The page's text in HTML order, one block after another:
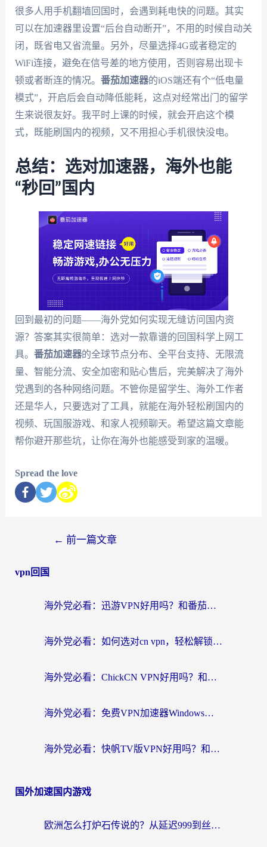
很多人用手机翻墙回国时，会遇到耗电快的问题。其实
可以在加速器里设置“后台自动断开”，不用的时候自动关
闭，既省电又省流量。另外，尽量选择4G或者稳定的
WiFi连接，避免在信号差的地方使用，否则容易出现卡
顿或者断连的情况。 番茄加速器的iOS端还有个“低电量
模式”，开启后会自动降低能耗，这点对经常出门的留学
生来说很友好。我平时上课的时候，就会开启这个模
式，既能刷国内的视频，又不用担心手机很快没电。
总结：选对加速器，海外也能
“秒回”国内
回到最初的问题——海外党如何实现无缝访问国内资
源？答案其实很简单：选对一款靠谱的回国科学上网工
具。 番茄加速器的全球节点分布、全平台支持、无限流
量、智能分流、安全加密和贴心售后，完美解决了海外
党遇到的各种网络问题。不管你是留学生、海外工作者
还是华人，只要选对了工具，就能在海外轻松刷国内的
视频、玩国服游戏、和家人视频聊天。希望这篇文章能
帮你避开那些坑，让你在海外也能感受到家的温暖。
Spread the love
← 前一篇文章
vpn回国
海外党必看：迅游VPN好用吗？和番茄加速器VPN对比哪个回国效果更好？
海外党必看：如何选对cn vpn，轻松解锁国内影音游戏？
海外党必看：ChickCN VPN好用吗？和星河VPN对比哪个回国效果更好？附真实体验+避坑指南
海外党必看：免费VPN加速器Windows版怎么选？附真实测评与无缝访问国内资源指南
海外党必看：快帆TV版VPN好用吗？和hi龟龟VPN对比哪个回国效果更好？附免费加速器选择指南
国外加速国内游戏
欧洲怎么打炉石传说的？从延迟999到丝滑上分，我找到了靠谱加速器